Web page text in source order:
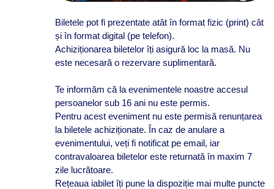
Biletele pot fi prezentate atât în format fizic (print) cât
și în format digital (pe telefon).
Achiziționarea biletelor îți asigură loc la masă. Nu
este necesară o rezervare suplimentară.
Te informăm că la evenimentele noastre accesul
persoanelor sub 16 ani nu este permis.
Pentru acest eveniment nu este permisă renunțarea
la biletele achiziționate. În caz de anulare a
evenimentului, veți fi notificat pe email, iar
contravaloarea biletelor este returnată în maxim 7
zile lucrătoare.
Rețeaua iabilet îți pune la dispoziție mai multe puncte